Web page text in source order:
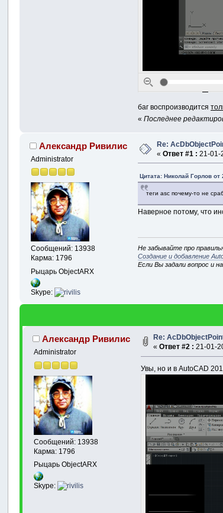
баг воспроизводится
«Последнее
Александр Ривилис
Administrator
Сообщений: 13938
Карма: 1796
Рыцарь ObjectARX
Skype:
Re:
«Ответ #1 : 21-01-
Цитата: Николай Горлов от
теги asc почему-то не
Наверное потому, что
Не забывайте про
Создание и добавление
Если Вы задали вопрос и
Александр Ривилис
Administrator
Сообщений: 13938
Карма: 1796
Рыцарь ObjectARX
Skype:
Re:
«Ответ #2 : 21-01-
Увы, но и в AutoCAD